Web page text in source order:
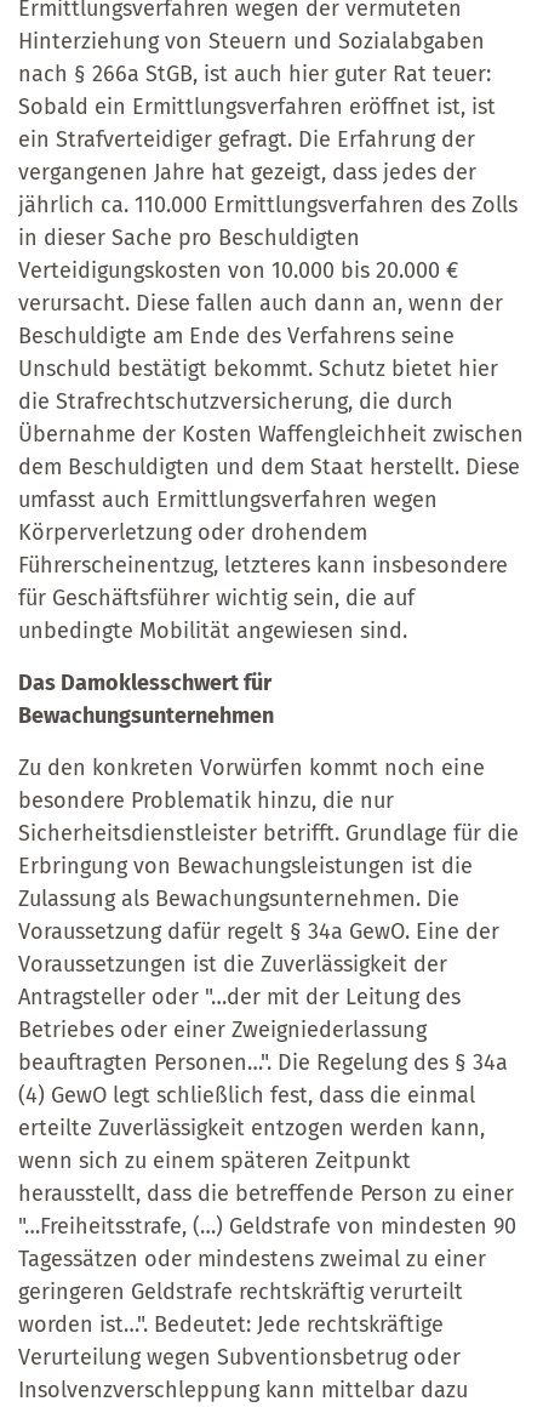
Ermittlungsverfahren wegen der vermuteten
Hinterziehung von Steuern und Sozialabgaben
nach § 266a StGB, ist auch hier guter Rat teuer:
Sobald ein Ermittlungsverfahren eröffnet ist, ist
ein Strafverteidiger gefragt. Die Erfahrung der
vergangenen Jahre hat gezeigt, dass jedes der
jährlich ca. 110.000 Ermittlungsverfahren des Zolls
in dieser Sache pro Beschuldigten
Verteidigungskosten von 10.000 bis 20.000 €
verursacht. Diese fallen auch dann an, wenn der
Beschuldigte am Ende des Verfahrens seine
Unschuld bestätigt bekommt. Schutz bietet hier
die Strafrechtschutzversicherung, die durch
Übernahme der Kosten Waffengleichheit zwischen
dem Beschuldigten und dem Staat herstellt. Diese
umfasst auch Ermittlungsverfahren wegen
Körperverletzung oder drohendem
Führerscheinentzug, letzteres kann insbesondere
für Geschäftsführer wichtig sein, die auf
unbedingte Mobilität angewiesen sind.
Das Damoklesschwert für
Bewachungsunternehmen
Zu den konkreten Vorwürfen kommt noch eine
besondere Problematik hinzu, die nur
Sicherheitsdienstleister betrifft. Grundlage für die
Erbringung von Bewachungsleistungen ist die
Zulassung als Bewachungsunternehmen. Die
Voraussetzung dafür regelt § 34a GewO. Eine der
Voraussetzungen ist die Zuverlässigkeit der
Antragsteller oder "…der mit der Leitung des
Betriebes oder einer Zweigniederlassung
beauftragten Personen…". Die Regelung des § 34a
(4) GewO legt schließlich fest, dass die einmal
erteilte Zuverlässigkeit entzogen werden kann,
wenn sich zu einem späteren Zeitpunkt
herausstellt, dass die betreffende Person zu einer
"…Freiheitsstrafe, (…) Geldstrafe von mindesten 90
Tagessätzen oder mindestens zweimal zu einer
geringeren Geldstrafe rechtskräftig verurteilt
worden ist…". Bedeutet: Jede rechtskräftige
Verurteilung wegen Subventionsbetrug oder
Insolvenzverschleppung kann mittelbar dazu